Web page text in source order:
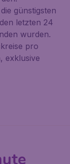
günstigsten
letzten 24
wurden.
pro
exklusive